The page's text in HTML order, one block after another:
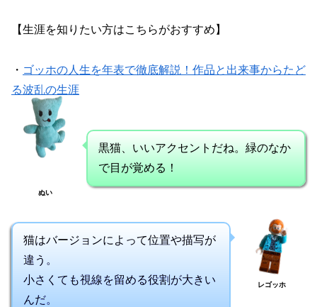
【生涯を知りたい方はこちらがおすすめ】
・ ゴッホの人生を年表で徹底解説！作品と出来事からたど
る波乱の生涯
ぬい
黒猫、いいアクセントだね。緑のなか
で目が覚める！
猫はバージョンによって位置や描写が
違う。
小さくても視線を留める役割が大きい
んだ。
レゴッホ